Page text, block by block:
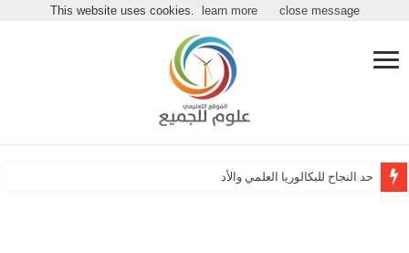
مرحباً بكـ بموقع علوم للجميع
حد النجاح للبكالوريا العلمي والأدبي
This website uses cookies. learn more close message